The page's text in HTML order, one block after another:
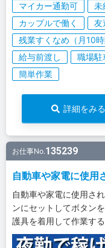
マイカー通勤可 未
カップルで働く
友
残業すくなめ（月10時
給与前渡し
職場駐
簡単作業
詳細をみる
お仕事No.135239
自動車や家電に使用
自動車や家電に使用さ
ンにセットしてボタン
護具を着用して作業す